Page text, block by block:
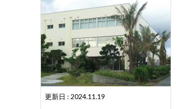
更新日 : 2024.11.19